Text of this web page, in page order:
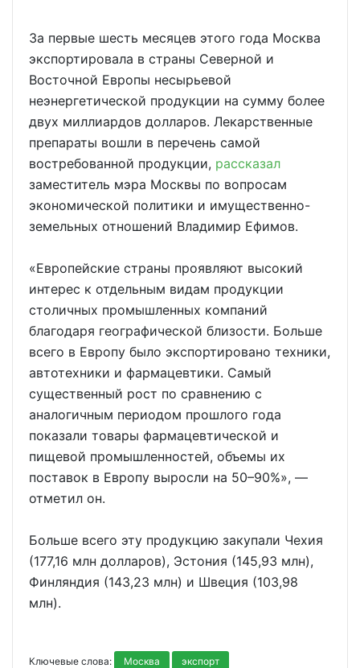
За первые шесть месяцев этого года Москва
экспортировала в страны Северной и
Восточной Европы несырьевой
неэнергетической продукции на сумму более
двух миллиардов долларов. Лекарственные
препараты вошли в перечень самой
востребованной продукции, рассказал
заместитель мэра Москвы по вопросам
экономической политики и имущественно-
земельных отношений Владимир Ефимов.
«Европейские страны проявляют высокий
интерес к отдельным видам продукции
столичных промышленных компаний
благодаря географической близости. Больше
всего в Европу было экспортировано техники,
автотехники и фармацевтики. Самый
существенный рост по сравнению с
аналогичным периодом прошлого года
показали товары фармацевтической и
пищевой промышленностей, объемы их
поставок в Европу выросли на 50–90%», —
отметил он.
Больше всего эту продукцию закупали Чехия
(177,16 млн долларов), Эстония (145,93 млн),
Финляндия (143,23 млн) и Швеция (103,98
млн).
Ключевые слова: Москва экспорт